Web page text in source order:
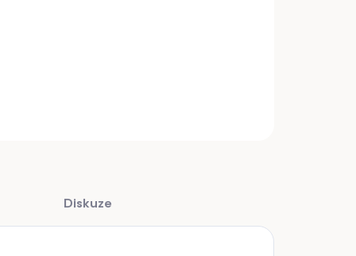
Diskuze